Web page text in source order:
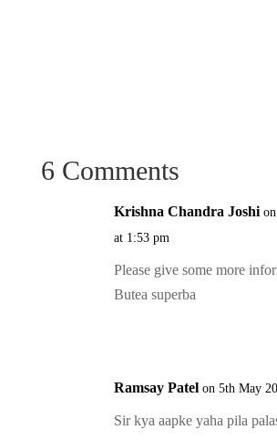
6 Comments
Krishna Chandra Joshi
at 1:53 pm
Please give some more
Butea superba
Ramsay Patel on 5th May
Sir kya aapke yaha pila